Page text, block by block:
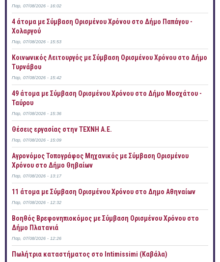
Παρ, 07/08/2026 - 16:02
4 άτομα με Σύμβαση Ορισμένου Χρόνου στο Δήμο Παπάγου -
Χολαργού
Παρ, 07/08/2026 - 15:53
Κοινωνικός Λειτουργός με Σύμβαση Ορισμένου Χρόνου στο Δήμο
Τυρνάβου
Παρ, 07/08/2026 - 15:42
49 άτομα με Σύμβαση Ορισμένου Χρόνου στο Δήμο Μοσχάτου -
Ταύρου
Παρ, 07/08/2026 - 15:36
Θέσεις εργασίας στην ΤΕΧΝΗ Α.Ε.
Παρ, 07/08/2026 - 15:09
Αγρονόμος Τοπογράφος Μηχανικός με Σύμβαση Ορισμένου
Χρόνου στο Δήμο Θηβαίων
Παρ, 07/08/2026 - 13:17
11 άτομα με Σύμβαση Ορισμένου Χρόνου στο Δημο Αθηναίων
Παρ, 07/08/2026 - 12:32
Βοηθός Βρεφονηπιοκόμος με Σύμβαση Ορισμένου Χρόνου στο
Δήμο Πλατανιά
Παρ, 07/08/2026 - 12:26
Πωλήτρια καταστήματος στο Intimissimi (Καβάλα)